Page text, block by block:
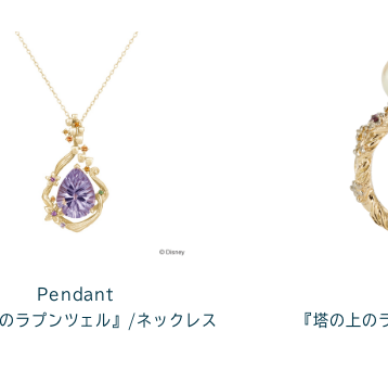
Pendant
のラプンツェル』/ネックレス
『塔の上の